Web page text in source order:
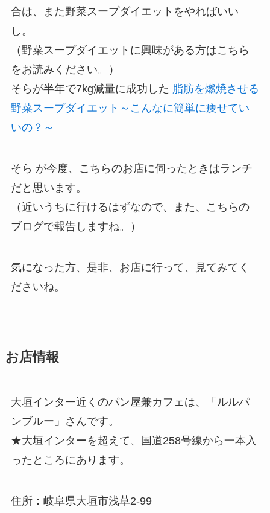
合は、また野菜スープダイエットをやればいい
し。
（野菜スープダイエットに興味がある方はこちら
をお読みください。）
そらが半年で7kg減量に成功した 脂肪を燃焼させる
野菜スープダイエット～こんなに簡単に痩せてい
いの？～
そら が今度、こちらのお店に伺ったときはランチ
だと思います。
（近いうちに行けるはずなので、また、こちらの
ブログで報告しますね。）
気になった方、是非、お店に行って、見てみてく
ださいね。
お店情報
大垣インター近くのパン屋兼カフェは、「ルルパ
ンブルー」さんです。
★大垣インターを超えて、国道258号線から一本入
ったところにあります。
住所：岐阜県大垣市浅草2-99